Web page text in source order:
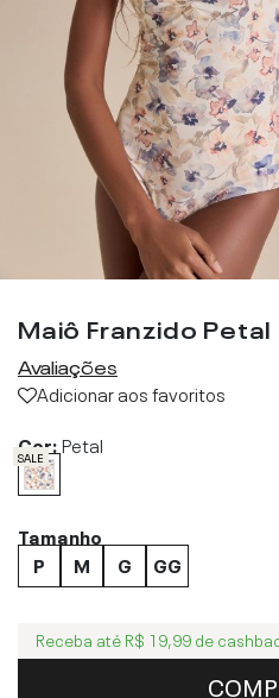
Maiô Franzido Petal
Avaliações
Adicionar aos favoritos
Cor:Petal
SALE
Tamanho
P
M G GG
Receba até R$ 19,99 de